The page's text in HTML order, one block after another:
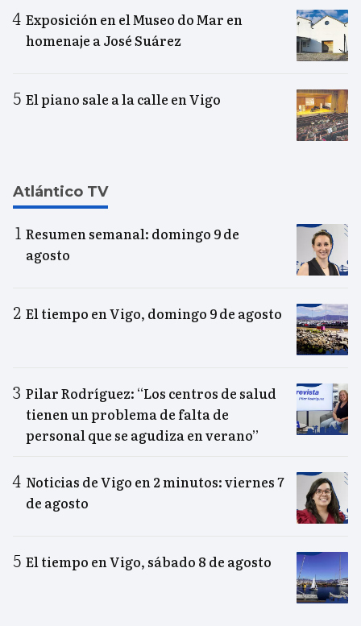
Exposición en el Museo do Mar en
homenaje a José Suárez
El piano sale a la calle en Vigo
Atlántico TV
Resumen semanal: domingo 9 de
agosto
El tiempo en Vigo, domingo 9 de agosto
Pilar Rodríguez: “Los centros de salud
tienen un problema de falta de
personal que se agudiza en verano”
Noticias de Vigo en 2 minutos: viernes 7
de agosto
El tiempo en Vigo, sábado 8 de agosto